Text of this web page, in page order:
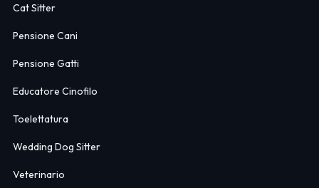
Cat Sitter
Pensione Cani
Pensione Gatti
Educatore Cinofilo
Toelettatura
Wedding Dog Sitter
Veterinario